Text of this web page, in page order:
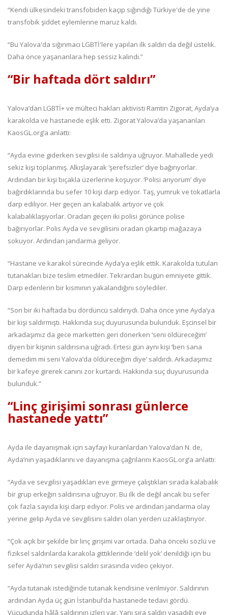
“Kendi ülkesindeki transfobiden kaçıp sığındığı Türkiye'de de yine
transfobik şiddet eylemlerine maruz kaldı.
“Bu Yalova'da sığınmacı LGBTİ'lere yapılan ilk saldırı da değil üstelik.
Daha önce yaşananlara hep sessiz kalındı.”
“Bir haftada dört saldırı”
Yalova’dan LGBTİ+ ve mülteci hakları aktivisti Ramtin Zigorat, Ayda’ya
karakolda ve hastanede eşlik etti. Zigorat Yalova’da yaşananları
KaosGL.org’a anlattı:
“Ayda evine giderken sevgilisi ile saldırıya uğruyor. Mahallede yedi
sekiz kişi toplanmış. Alkışlayarak ‘şerefsizler’ diye bağırıyorlar.
Ardından bir kişi bıçakla üzerlerine koşuyor. ‘Polisi arıyorum’ diye
bağırdıklarında bu sefer 10 kişi darp ediyor. Taş, yumruk ve tokatlarla
darp ediliyor. Her geçen an kalabalık artıyor ve çok
kalabalıklaşıyorlar. Oradan geçen iki polisi görünce polise
bağırıyorlar. Polis Ayda ve sevgilisini oradan çıkartıp mağazaya
sokuyor. Ardından jandarma geliyor.
“Hastane ve karakol sürecinde Ayda’ya eşlik ettik. Karakolda tutulan
tutanakları bize teslim etmediler. Tekrardan bugün emniyete gittik.
Darp edenlerin bir kısmının yakalandığını söylediler.
“Son bir iki haftada bu dördüncü saldırıydı. Daha önce yine Ayda’ya
bir kişi saldırmıştı. Hakkında suç duyurusunda bulunduk. Eşcinsel bir
arkadaşımız da gece marketten geri dönerken ‘seni öldüreceğim’
diyen bir kişinin saldırısına uğradı. Ertesi gün aynı kişi ‘ben sana
demedim mi seni Yalova’da öldüreceğim diye’ saldırdı. Arkadaşımız
bir kafeye girerek canını zor kurtardı. Hakkında suç duyurusunda
bulunduk.”
“Linç girişimi sonrası günlerce
hastanede yattı”
Ayda ile dayanışmak için sayfayı kuranlardan Yalova’dan N. de,
Ayda’nın yaşadıklarını ve dayanışma çağrılarını KaosGL.org’a anlattı:
“Ayda ve sevgilisi yaşadıkları eve girmeye çalıştıkları sırada kalabalık
bir grup erkeğin saldırısına uğruyor. Bu ilk de değil ancak bu sefer
çok fazla sayıda kişi darp ediyor. Polis ve ardından jandarma olay
yerine gelip Ayda ve sevgilisini saldırı olan yerden uzaklaştırıyor.
“Çok açık bir şekilde bir linç girişimi var ortada. Daha önceki sözlü ve
fiziksel saldırılarda karakola gittiklerinde ‘delil yok’ denildiği için bu
sefer Ayda’nın sevgilisi saldırı sırasında video çekiyor.
“Ayda tutanak istediğinde tutanak kendisine verilmiyor. Saldırının
ardından Ayda üç gün İstanbul’da hastanede tedavi gördü.
Vücudunda hâlâ saldırının izleri var. Yanı sıra saldırı yaşadığı eve